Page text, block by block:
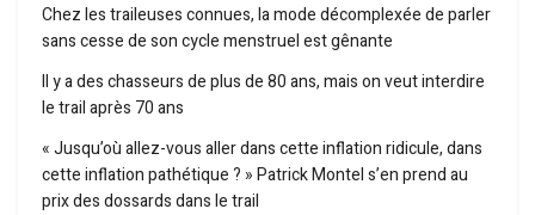
Chez les traileuses connues, la mode décomplexée de parler
sans cesse de son cycle menstruel est gênante
Il y a des chasseurs de plus de 80 ans, mais on veut interdire
le trail après 70 ans
« Jusqu’où allez-vous aller dans cette inflation ridicule, dans
cette inflation pathétique ? » Patrick Montel s’en prend au
prix des dossards dans le trail